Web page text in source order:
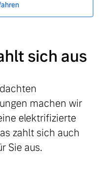
sich aus
machen wir
elektrifizierte
zahlt sich auch
Sie aus.